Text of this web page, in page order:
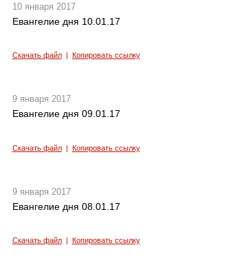
10 января 2017
Евангелие дня 10.01.17
Скачать файл| Копировать ссылку
9 января 2017
Евангелие дня 09.01.17
Скачать файл| Копировать ссылку
9 января 2017
Евангелие дня 08.01.17
Скачать файл| Копировать ссылку